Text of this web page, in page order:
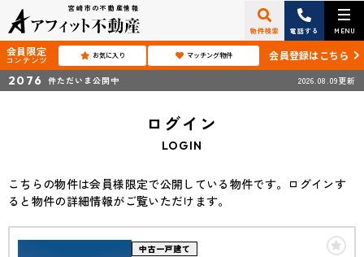
宮崎市の不動産情報
物件検索 電話する MENU
会員限定
コンテンツ お気に入り マッチング物件 会員登録はこちら
2076 件ただいま公開中 2026.08.09更新
ログイン
LOGIN
こちらの物件は会員様限定で公開している物件です。ログインす
ると物件の詳細情報がご覧いただけます。
中古一戸建て